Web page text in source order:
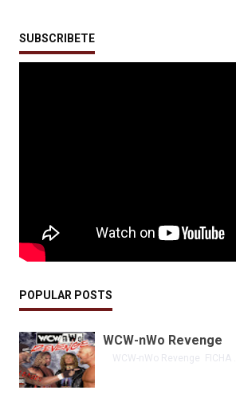
SUBSCRIBETE
POPULAR POSTS
WCW-nWo Revenge
WCW-nWo Revenge FICHA ...